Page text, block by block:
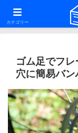
ファットバイク・29er・
ゴム足でフ
穴に簡易バ
カテゴリー